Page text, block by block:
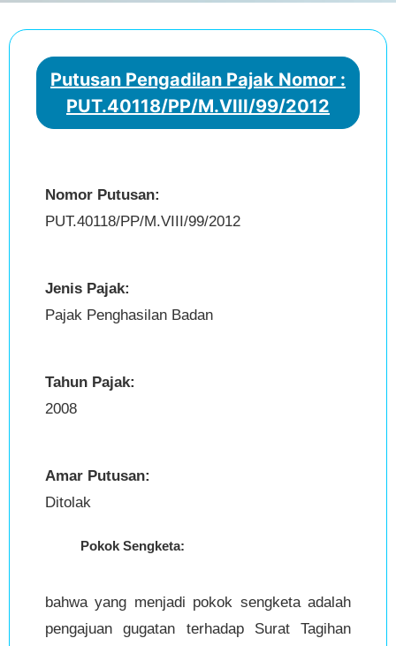
Putusan Pengadilan Pajak Nomor :
PUT.40118/PP/M.VIII/99/2012
Nomor Putusan:
PUT.40118/PP/M.VIII/99/2012
Jenis Pajak:
Pajak Penghasilan Badan
Tahun Pajak:
2008
Amar Putusan:
Ditolak
Pokok Sengketa:
bahwa yang menjadi pokok sengketa adalah
pengajuan gugatan terhadap Surat Tagihan